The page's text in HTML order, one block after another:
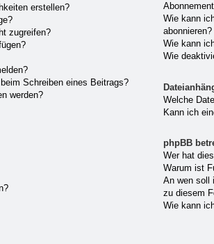
erstellen?
zugreifen?
Schreiben eines Beitrags?
werden?
Wie kann
abonnieren?
Wie kann
Wie
Welche
Kann ich
phpBB
Wer hat
Warum ist
An wen soll
zu diesem
Wie kann